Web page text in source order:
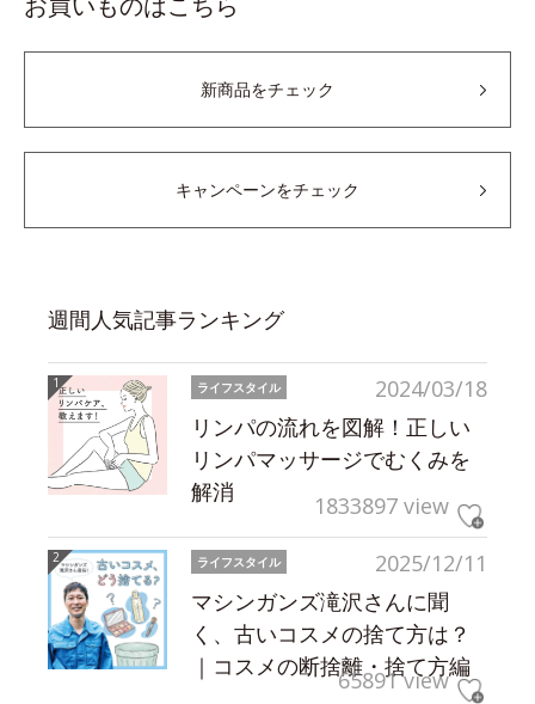
新商品をチェック
キャンペーンをチェック
週間人気記事ランキング
2024/03/18
ライフスタイル
リンパの流れを図解！正しい
リンパマッサージでむくみを
解消
1833897 view
2025/12/11
ライフスタイル
マシンガンズ滝沢さんに聞
く、古いコスメの捨て方は？
｜コスメの断捨離・捨て方編
65891 view